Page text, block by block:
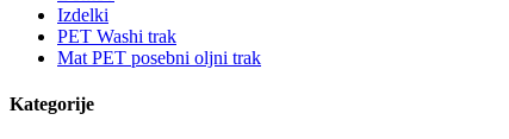
Izdelki
PET Washi trak
Mat PET posebni oljni trak
Kategorije